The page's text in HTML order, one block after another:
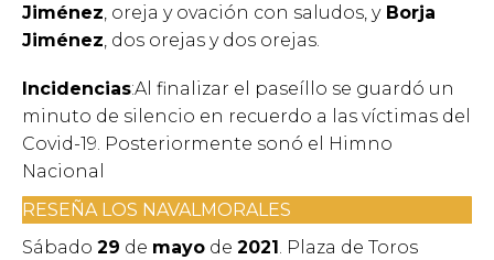
Jiménez, oreja y ovación con saludos, yBorja
Jiménez, dos orejas y dos orejas.
Incidencias:Al finalizar el paseíllo se guardó un
minuto de silencio en recuerdo a las víctimas del
Covid-19. Posteriormente sonó el Himno
Nacional
RESEÑA LOS NAVALMORALES
Sábado 29 de mayo de 2021 . Plaza de Toros